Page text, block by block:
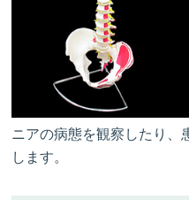
ニアの病態を観察したり、
します。